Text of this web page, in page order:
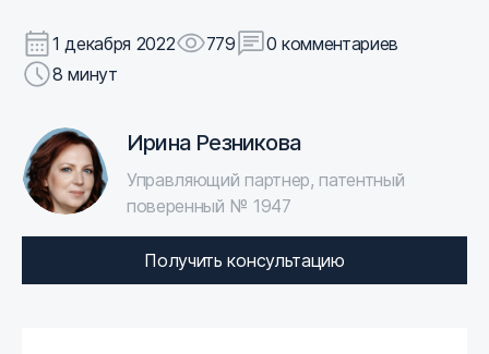
1 декабря 2022 779
0 комментариев
8 минут
Ирина Резникова
Управляющий партнер, патентный
поверенный № 1947
Получить консультацию